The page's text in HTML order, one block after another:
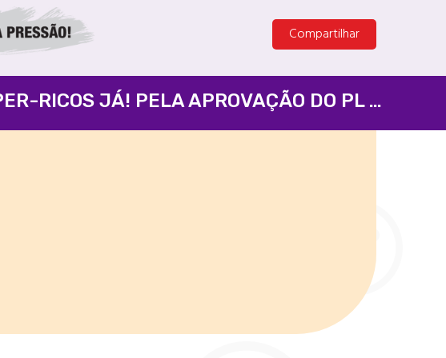
Compartilhar
ISENÇÃO DO IR PARA QUEM GANHA 5 MIL E TAXAÇÃO DOS SUPER-RICOS JÁ! PELA APROVAÇÃO DO PL 1087/2025